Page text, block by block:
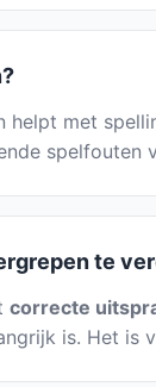
met
spelfouten
te
correcte
is. Het is